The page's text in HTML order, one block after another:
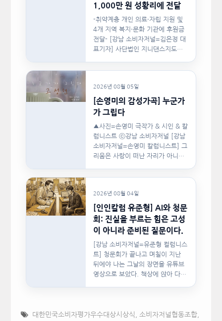
1,000만 원 성황리에 전달
-취약계층 개인 의료·자립 지원 및
4개 지역 복지·문화 기관에 후원금
전달- [강남 소비자저널=김은정 대
표기자] 사단법인 지니댄스지도자
지난…
2026년 08월 05일
[손영미의 감성가곡] 누군가
가 그립다
▲사진=손영미 극작가 & 시인 & 칼
럼니스트 ⓒ강남 소비자저널 [강남
소비자저널=손영미 칼럼니스트] 그
리움은 사랑이 떠난 자리가 아니라,
2026년 08월 04일
[인인칼럼 유준형] AI와 청문
회: 진실을 부르는 힘은 고성
이 아니라 준비된 질문이다.
[강남 소비자저널=유준형 컬럼니스
트] 청문회가 끝나고 며칠이 지난
뒤에야 나는 그날의 장면을 유튜브
영상으로 보았다. 책상에 앉아 다른
대한민국소비자평가우수대상시상식 소비자저널협동조합,